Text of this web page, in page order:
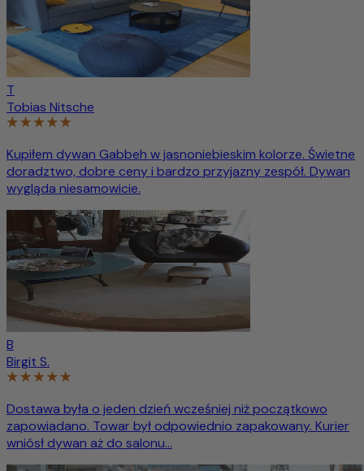
T
Tobias Nitsche
Kupiłem dywan Gabbeh w jasnoniebieskim kolorze. Świetne
doradztwo, dobre ceny i bardzo przyjazny zespół. Dywan
wygląda niesamowicie.
B
Birgit S.
Dostawa była o jeden dzień wcześniej niż początkowo
zapowiadano. Towar był odpowiednio zapakowany. Kurier
wniósł dywan aż do salonu...